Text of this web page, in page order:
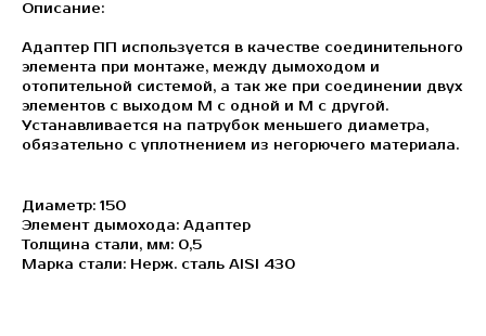
Описание:
Адаптер ПП используется в качестве соединительного
элемента при монтаже, между дымоходом и
отопительной системой, а так же при соединении двух
элементов с выходом М с одной и М с другой.
Устанавливается на патрубок меньшего диаметра,
обязательно с уплотнением из негорючего материала.
Диаметр: 150
Элемент дымохода: Адаптер
Толщина стали, мм: 0,5
Марка стали: Нерж. сталь AISI 430